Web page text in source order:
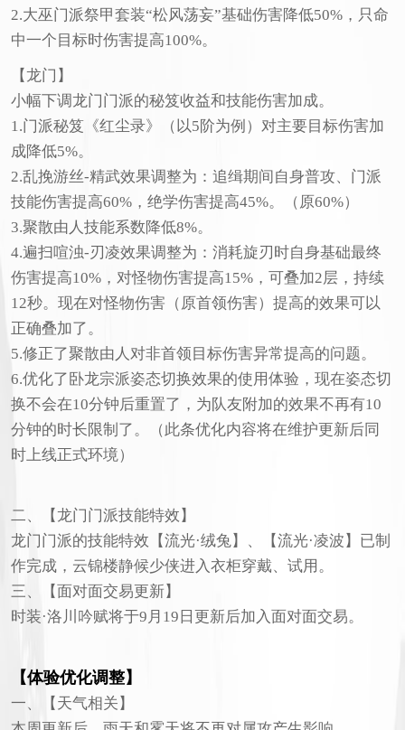
2.大巫门派祭甲套装“松风荡妄”基础伤害降低50%，只命
中一个目标时伤害提高100%。
【龙门】
小幅下调龙门门派的秘笈收益和技能伤害加成。
1.门派秘笈《红尘录》（以5阶为例）对主要目标伤害加
成降低5%。
2.乱挽游丝-精武效果调整为：追缉期间自身普攻、门派
技能伤害提高60%，绝学伤害提高45%。（原60%）
3.聚散由人技能系数降低8%。
4.遍扫喧浊-刃凌效果调整为：消耗旋刃时自身基础最终
伤害提高10%，对怪物伤害提高15%，可叠加2层，持续
12秒。现在对怪物伤害（原首领伤害）提高的效果可以
正确叠加了。
5.修正了聚散由人对非首领目标伤害异常提高的问题。
6.优化了卧龙宗派姿态切换效果的使用体验，现在姿态切
换不会在10分钟后重置了，为队友附加的效果不再有10
分钟的时长限制了。（此条优化内容将在维护更新后同
时上线正式环境）
二、【龙门门派技能特效】
龙门门派的技能特效【流光·绒兔】、【流光·凌波】已制
作完成，云锦楼静候少侠进入衣柜穿戴、试用。
三、【面对面交易更新】
时装·洛川吟赋将于9月19日更新后加入面对面交易。
【体验优化调整】
一、【天气相关】